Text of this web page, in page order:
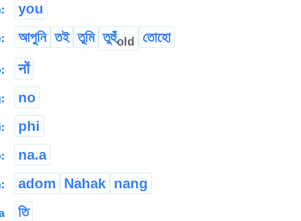
you
আপুনি তই তুমি তুহুঁold তোহো
नों
no
phi
na.a
adom Nahak nang
তি